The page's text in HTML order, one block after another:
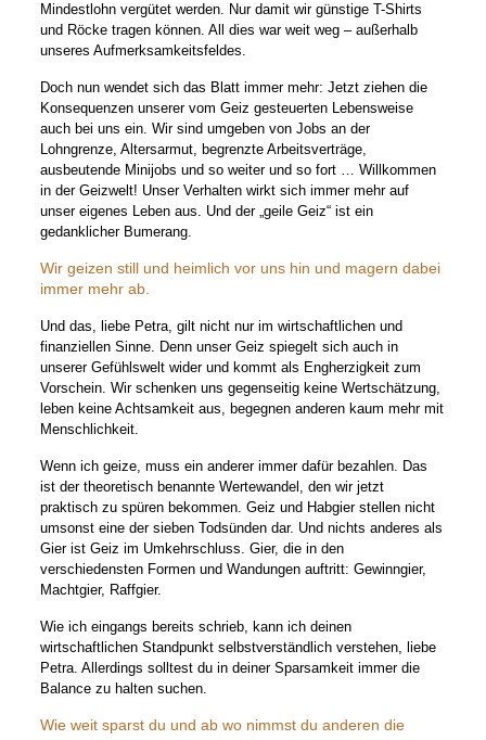
Mindestlohn vergütet werden. Nur damit wir günstige T-Shirts
und Röcke tragen können. All dies war weit weg – außerhalb
unseres Aufmerksamkeitsfeldes.
Doch nun wendet sich das Blatt immer mehr: Jetzt ziehen die
Konsequenzen unserer vom Geiz gesteuerten Lebensweise
auch bei uns ein. Wir sind umgeben von Jobs an der
Lohngrenze, Altersarmut, begrenzte Arbeitsverträge,
ausbeutende Minijobs und so weiter und so fort … Willkommen
in der Geizwelt! Unser Verhalten wirkt sich immer mehr auf
unser eigenes Leben aus. Und der „geile Geiz“ ist ein
gedanklicher Bumerang.
Wir geizen still und heimlich vor uns hin und magern dabei
immer mehr ab.
Und das, liebe Petra, gilt nicht nur im wirtschaftlichen und
finanziellen Sinne. Denn unser Geiz spiegelt sich auch in
unserer Gefühlswelt wider und kommt als Engherzigkeit zum
Vorschein. Wir schenken uns gegenseitig keine Wertschätzung,
leben keine Achtsamkeit aus, begegnen anderen kaum mehr mit
Menschlichkeit.
Wenn ich geize, muss ein anderer immer dafür bezahlen. Das
ist der theoretisch benannte Wertewandel, den wir jetzt
praktisch zu spüren bekommen. Geiz und Habgier stellen nicht
umsonst eine der sieben Todsünden dar. Und nichts anderes als
Gier ist Geiz im Umkehrschluss. Gier, die in den
verschiedensten Formen und Wandungen auftritt: Gewinngier,
Machtgier, Raffgier.
Wie ich eingangs bereits schrieb, kann ich deinen
wirtschaftlichen Standpunkt selbstverständlich verstehen, liebe
Petra. Allerdings solltest du in deiner Sparsamkeit immer die
Balance zu halten suchen.
Wie weit sparst du und ab wo nimmst du anderen die